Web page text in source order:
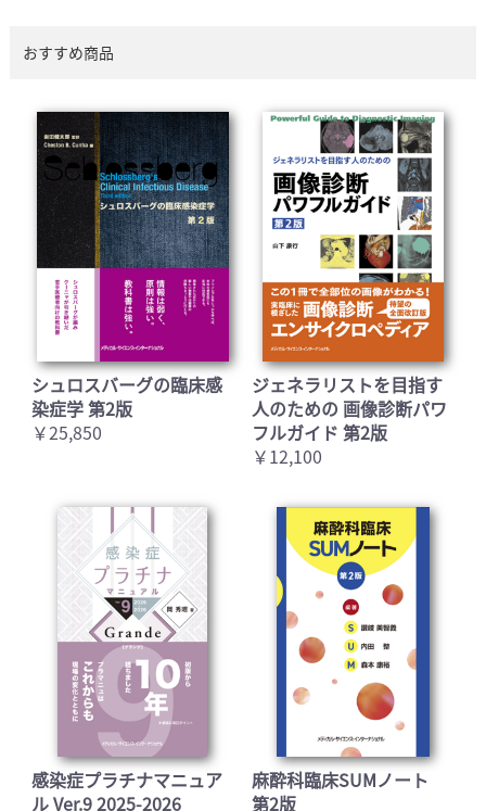
おすすめ商品
シュロスバーグの臨床感
染症学 第2版
￥25,850
ジェネラリストを目指す
人のための 画像診断パワ
フルガイド 第2版
￥12,100
感染症プラチナマニュア
ル Ver.9 2025-2026
麻酔科臨床SUMノート
第2版